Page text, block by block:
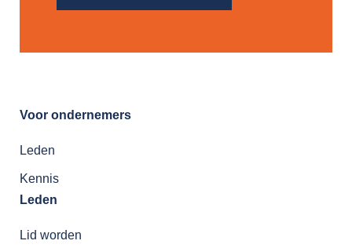
Voor ondernemers
Leden
Kennis
Leden
Lid worden